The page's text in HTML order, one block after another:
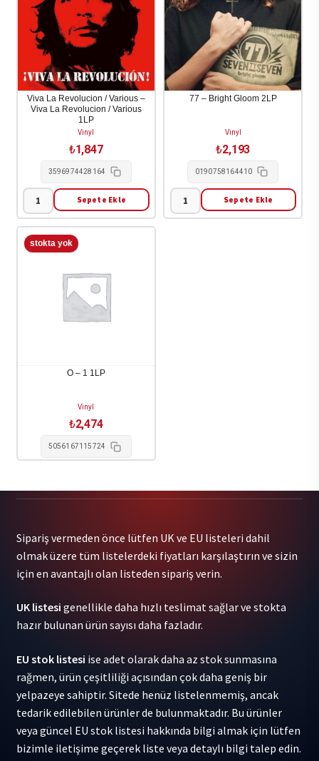
Viva La Revolucion / Various –
Viva La Revolucion / Various
1LP
Vinyl
₺1,847
3596974428164
Viva
La
Revolucion
Sepete Ekle
77 – Bright Gloom 2LP
Vinyl
₺2,193
0190758164410
77
Sepete Ekle
O – 1 1LP
Vinyl
₺2,474
5056167115724
Sipariş vermeden önce lütfen UK ve EU listeleri dahil
olmak üzere tüm listelerdeki fiyatları karşılaştırın ve sizin
için en avantajlı olan listeden sipariş verin.
UK listesi genellikle daha hızlı teslimat sağlar ve stokta
hazır bulunan ürün sayısı daha fazladır.
EU stok listesi ise adet olarak daha az stok sunmasına
rağmen, ürün çeşitliliği açısından çok daha geniş bir
yelpazeye sahiptir. Sitede henüz listelenmemiş, ancak
tedarik edilebilen ürünler de bulunmaktadır. Bu ürünler
veya güncel EU stok listesi hakkında bilgi almak için lütfen
bizimle iletişime geçerek liste veya detaylı bilgi talep edin.